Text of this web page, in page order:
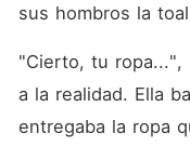
sus hombros la
"Cierto, tu ropa...",
a la realidad. Ella
entregaba la ropa